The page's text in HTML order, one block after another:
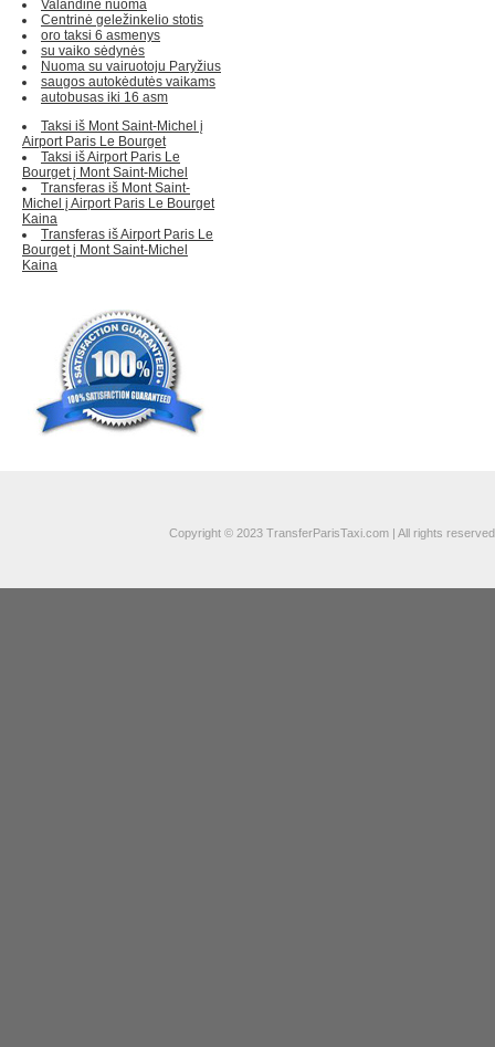
Valandinė nuoma
Centrinė geležinkelio stotis
oro taksi 6 asmenys
su vaiko sėdynės
Nuoma su vairuotoju Paryžius
saugos autokėdutės vaikams
autobusas iki 16 asm
Taksi iš Mont Saint-Michel į
Airport Paris Le Bourget
Taksi iš Airport Paris Le
Bourget į Mont Saint-Michel
Transferas iš Mont Saint-
Michel į Airport Paris Le Bourget
Kaina
Transferas iš Airport Paris Le
Bourget į Mont Saint-Michel
Kaina
Copyright © 2023 TransferParisTaxi.com | All rights reserved